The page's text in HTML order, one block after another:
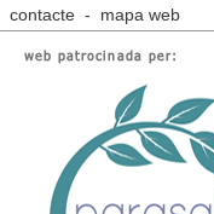
contacte - mapa web